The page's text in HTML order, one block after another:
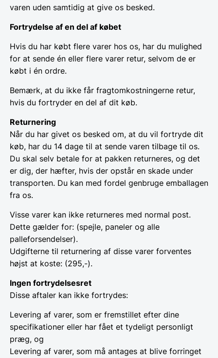
varen uden samtidig at give os besked.
Fortrydelse af en del af købet
Hvis du har købt flere varer hos os, har du mulighed
for at sende én eller flere varer retur, selvom de er
købt i én ordre.
Bemærk, at du ikke får fragtomkostningerne retur,
hvis du fortryder en del af dit køb.
Returnering
Når du har givet os besked om, at du vil fortryde dit
køb, har du 14 dage til at sende varen tilbage til os.
Du skal selv betale for at pakken returneres, og det
er dig, der hæfter, hvis der opstår en skade under
transporten. Du kan med fordel genbruge emballagen
fra os.
Visse varer kan ikke returneres med normal post.
Dette gælder for: (spejle, paneler og alle
palleforsendelser).
Udgifterne til returnering af disse varer forventes
højst at koste: (295,-).
Ingen fortrydelsesret
Disse aftaler kan ikke fortrydes:
Levering af varer, som er fremstillet efter dine
specifikationer eller har fået et tydeligt personligt
præg, og
Levering af varer, som må antages at blive forringet